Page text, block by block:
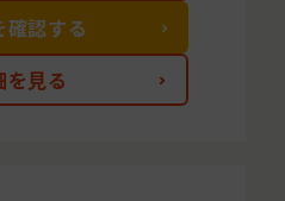
を見る
確認する